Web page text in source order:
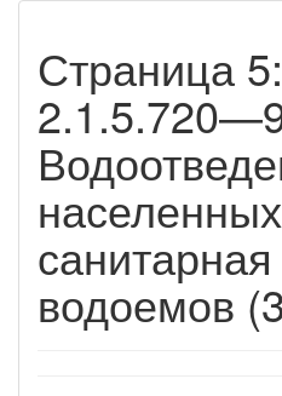
Страница
водоемов